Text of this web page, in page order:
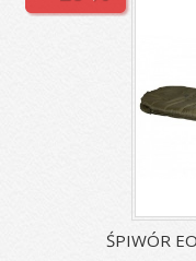
ŚPIWÓR